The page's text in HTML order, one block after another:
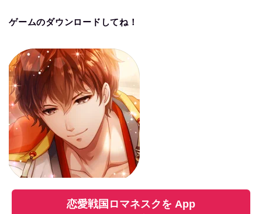
ゲームのダウンロードしてね！
恋愛戦国ロマネスクを App